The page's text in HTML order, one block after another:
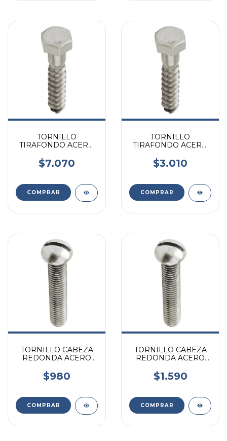
TORNILLO
TIRAFONDO ACERO
2.1/2 X UNIDAD
$7.070
TORNILLO
TIRAFONDO ACERO
UNIDAD
$3.010
TORNILLO CABEZA
REDONDA ACERO
X UNIDAD
$980
TORNILLO CABEZA
REDONDA ACERO
UNIDAD
$1.590